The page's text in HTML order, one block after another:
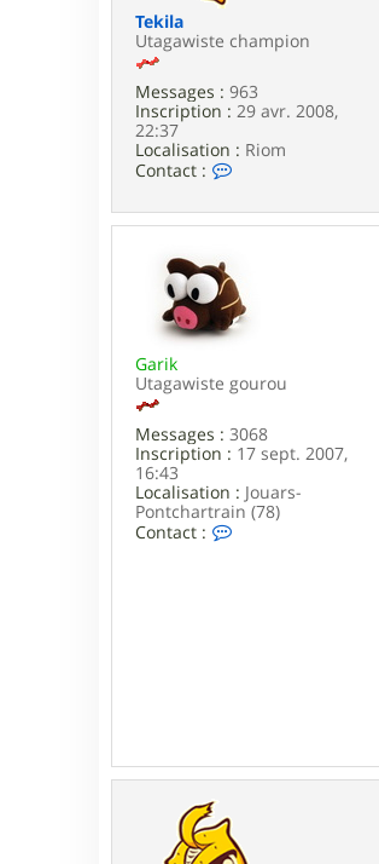
Tekila
Utagawiste champion
Messages : 963
Inscription : 29 avr. 2008,
22:37
Localisation : Riom
Contact :
t
t
e
r
T
k
i
a
Garik
Utagawiste gourou
Messages : 3068
Inscription : 17 sept. 2007,
16:43
Localisation : Jouars-
Pontchartrain (78)
Contact :
i
k